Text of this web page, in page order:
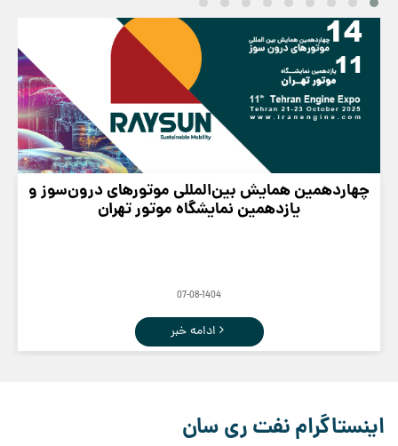
چهاردهمین همایش بین‌المللی موتورهای درون‌سوز و
یازدهمین نمایشگاه موتور تهران
07-08-1404
ادامه خبر
اینستاگرام نفت ری سان